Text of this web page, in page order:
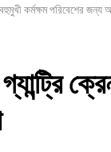
কর্মক্ষম পরিবেশের জন্য